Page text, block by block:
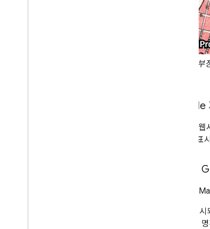
장소 세
Google
앱 또는
저작자
포함된
Google
표
해